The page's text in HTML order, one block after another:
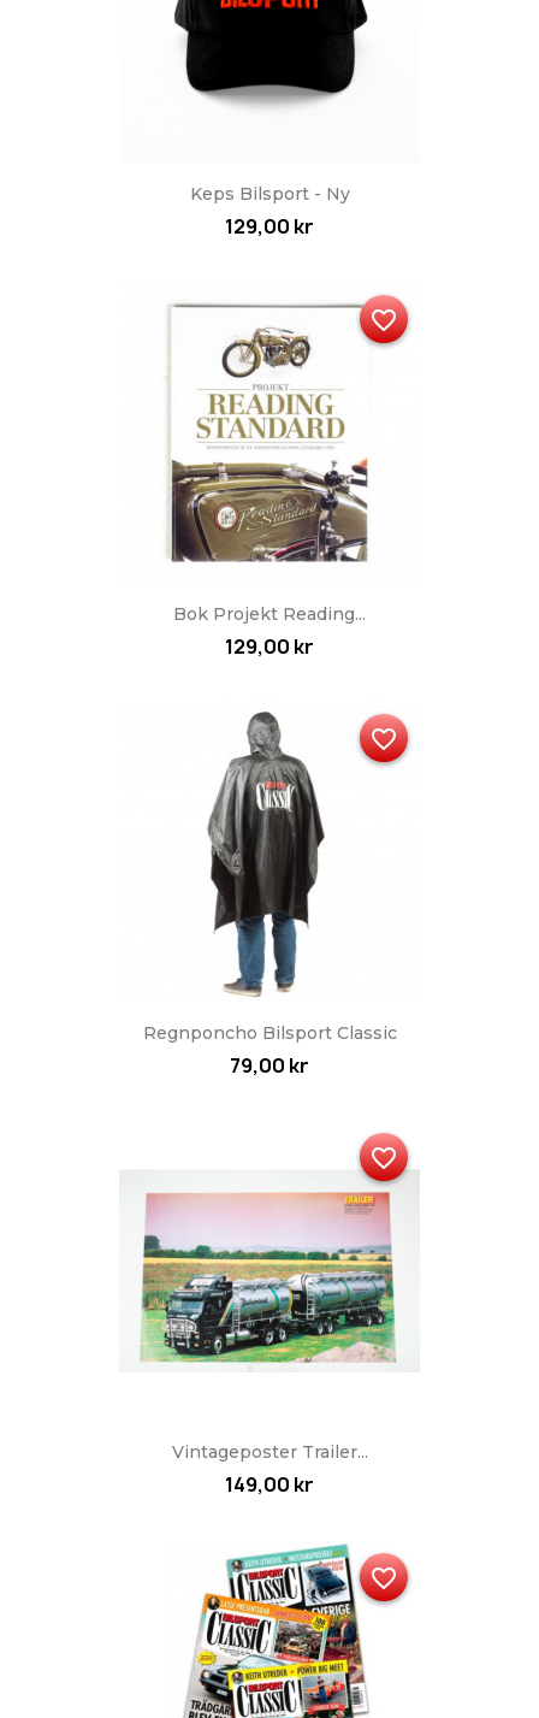
Keps Bilsport - Ny
129,00 kr
Bok Projekt Reading...
129,00 kr
favorite_border
Regnponcho Bilsport Classic
79,00 kr
favorite_border
Vintageposter Trailer...
149,00 kr
favorite_border
favorite_border